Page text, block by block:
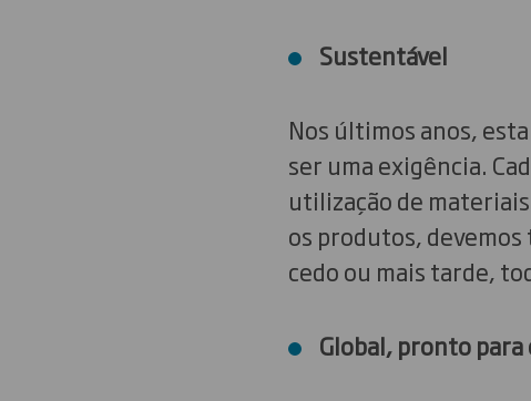
Sustentável
Nos últimos anos,
ser uma exigência.
utilização de
os produtos,
cedo ou mais tarde,
Global, pronto